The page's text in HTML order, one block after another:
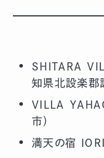
SHITARA
知県北設楽郡
VILLA
市）
満天の宿 IORI